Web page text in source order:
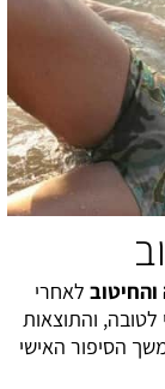
לאחרי
והתוצאות
הסיפור האישי